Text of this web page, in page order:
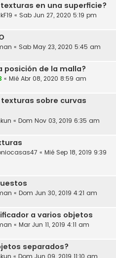
en una superficie?
« Sab Jun 27, 2020 5:19 pm
« Sab May 23, 2020 5:45 am
posición de la malla?
« Mié Abr 08, 2020 8:59 am
sobre curvas
« Dom Nov 03, 2019 6:35 am
« Mié Sep 18, 2019 9:39
« Dom Jun 30, 2019 4:21 am
a varios objetos
« Mar Jun 11, 2019 4:11 am
separados?